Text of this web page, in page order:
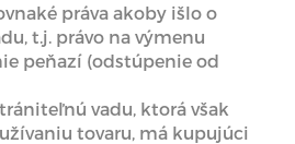
práva akoby išlo o
t.j. právo na výmenu
peňazí (odstúpenie od
vadu, ktorá však
tovaru, má kupujúci